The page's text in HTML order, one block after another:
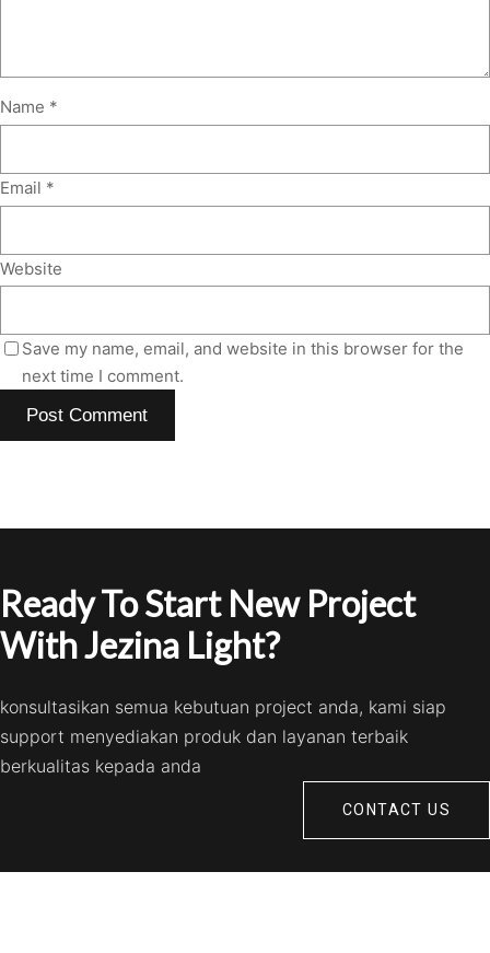
Name *
Email *
Website
Save my name, email, and website in this browser for the
next time I comment.
Ready To Start New Project
With Jezina Light?
konsultasikan semua kebutuan project anda, kami siap
support menyediakan produk dan layanan terbaik
berkualitas kepada anda
CONTACT US